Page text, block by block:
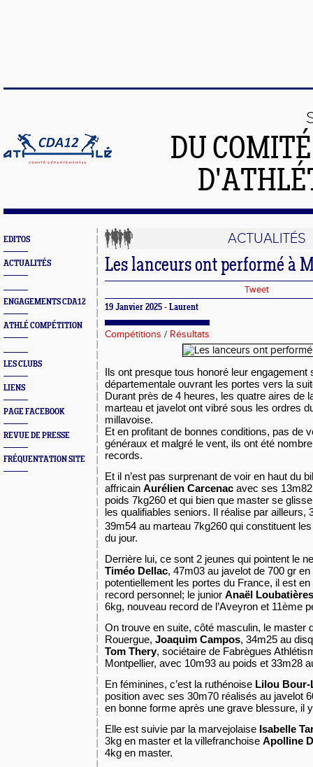
DU
EDITOS
ACTUALITÉS
ENGAGEMENTS CDA12
ATHLÉ COMPÉTITION
LES CLUBS
LIENS
PAGE FACEBOOK
REVUE DE PRESSE
FRÉQUENTATION SITE
ACTUALITÉS
Les lanceurs ont performé à
Tweet
19 Janvier 2025 - Laurent
Compétitions / Résultats
Ils ont presque tous honoré leur engagement
départementale ouvrant les portes vers la
Durant près de 4 heures, les quatre aires de
marteau et javelot ont vibré sous les ordres
millavoise.
Et en profitant de bonnes conditions, pas de
généraux et malgré le vent, ils ont été
records.
Et il n’est pas surprenant de voir en haut du
affricain Aurélien Carcenac avec ses
poids 7kg260 et qui bien que master se
les qualifiables seniors. Il réalise par ailleurs,
39m54 au marteau 7kg260 qui constituent
du jour.
Derrière lui, ce sont 2 jeunes qui pointent le
Timéo Dellac, 47m03 au javelot de 700 gr
potentiellement les portes du France, il est en
record personnel; le junior Anaël Loubatières
6kg, nouveau record de l’Aveyron et 11ème
On trouve en suite, côté masculin, le master
Rouergue, Joaquim Campos, 34m25 au
Tom Thery, sociétaire de Fabrègues
Montpellier, avec 10m93 au poids et 33m28
En féminines, c’est la ruthénoise Lilou Bour-
position avec ses 30m70 réalisés au javelot
en bonne forme après une grave blessure, il
Elle est suivie par la marvejolaise Isabelle
3kg en master et la villefranchoise Apolline
4kg en master.